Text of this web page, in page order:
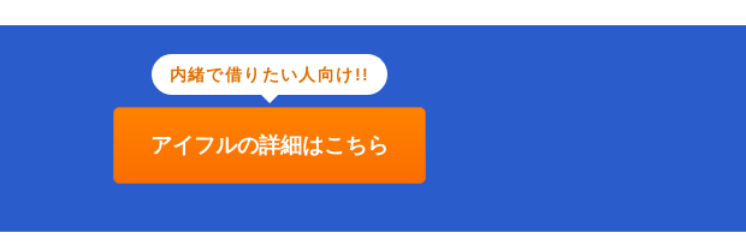
内緒で借りたい人向け!!
アイフルの詳細はこちら